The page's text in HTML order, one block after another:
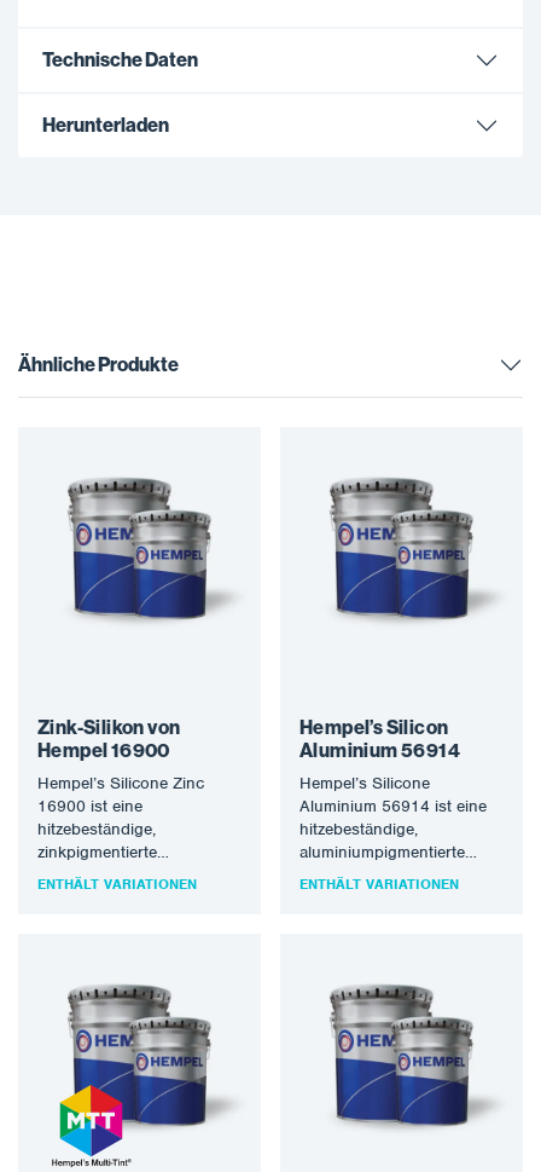
Technische Daten
Herunterladen
Ähnliche Produkte
Zink-Silikon von
Hempel 16900
Hempel’s Silicone Zinc
16900 ist eine
hitzebeständige,
zinkpigmentierte
Silikongrundierung. Es
ENTHÄLT VARIATIONEN
Hempel’s Silicon
Aluminium 56914
Hempel’s Silicone
Aluminium 56914 ist eine
hitzebeständige,
aluminiumpigmentierte
Polysiloxanbeschichtung,
EU-Richtlinie…
ENTHÄLT VARIATIONEN